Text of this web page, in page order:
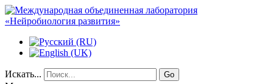
Искать... Go